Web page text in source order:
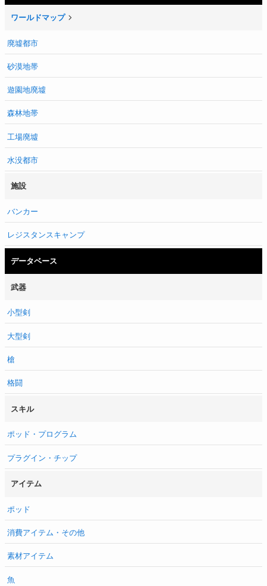
ワールドマップ
廃墟都市
砂漠地帯
遊園地廃墟
森林地帯
工場廃墟
水没都市
施設
バンカー
レジスタンスキャンプ
データベース
武器
小型剣
大型剣
槍
格闘
スキル
ポッド・プログラム
プラグイン・チップ
アイテム
ポッド
消費アイテム・その他
素材アイテム
魚